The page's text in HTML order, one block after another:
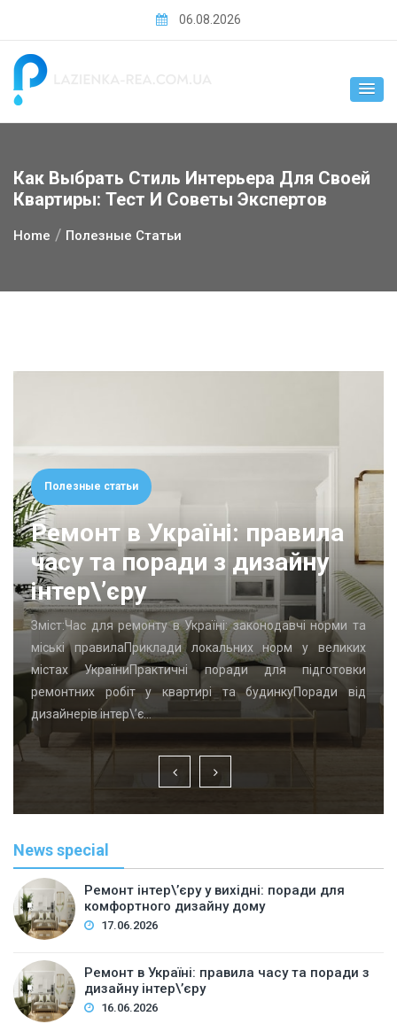
content
06.08.2026
Как Выбрать Стиль Интерьера Для Своей
Квартиры: Тест И Советы Экспертов
Home Полезные Статьи
Полезные статьи
Ремонт в Україні: правила
часу та поради з дизайну
інтер\’єру
Зміст:Час для ремонту в Україні: законодавчі норми та
міські правилаПриклади локальних норм у великих
містах УкраїниПрактичні поради для підготовки
ремонтних робіт у квартирі та будинкуПоради від
дизайнерів інтер\’є…
News special
Ремонт інтер\’єру у вихідні: поради для
комфортного дизайну дому
17.06.2026
Ремонт в Україні: правила часу та поради з
дизайну інтер\’єру
16.06.2026